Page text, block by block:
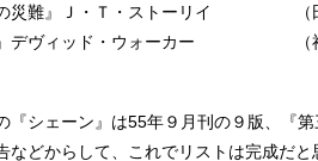
災難』Ｊ・Ｔ・ストーリイ （田
デヴィッド・ウォーカー （福
シェーン』は55年９月刊の９版、『
などからして、これでリストは完成だ